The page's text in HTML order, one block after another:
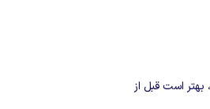
است قبل از